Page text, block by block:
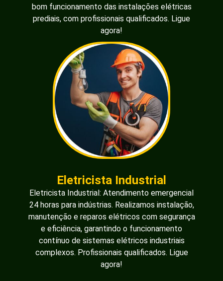
bom funcionamento das instalações elétricas
prediais, com profissionais qualificados. Ligue
agora!
Eletricista Industrial
Eletricista Industrial: Atendimento emergencial
24 horas para indústrias. Realizamos instalação,
manutenção e reparos elétricos com segurança
e eficiência, garantindo o funcionamento
contínuo de sistemas elétricos industriais
complexos. Profissionais qualificados. Ligue
agora!